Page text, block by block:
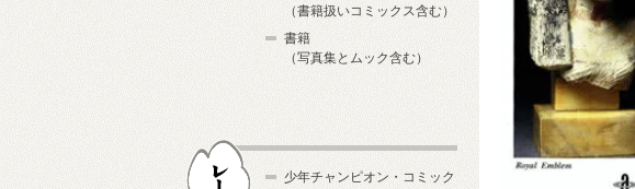
（書籍扱いコミックス含む）
書籍
（写真集とムック含む）
少年チャンピオン・コミック